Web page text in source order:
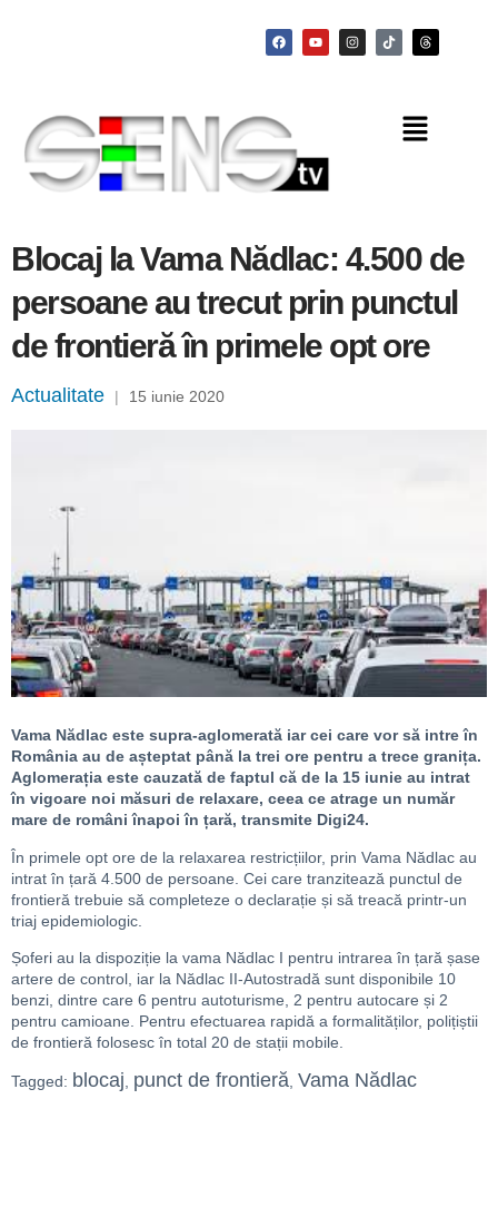
Blocaj la Vama Nădlac: 4.500 de
persoane au trecut prin punctul
de frontieră în primele opt ore
Actualitate | 15 iunie 2020
Vama Nădlac este supra-aglomerată iar cei care vor să intre în
România au de așteptat până la trei ore pentru a trece granița.
Aglomerația este cauzată de faptul că de la 15 iunie au intrat
în vigoare noi măsuri de relaxare, ceea ce atrage un număr
mare de români înapoi în țară, transmite Digi24.
În primele opt ore de la relaxarea restricțiilor, prin Vama Nădlac au
intrat în țară 4.500 de persoane. Cei care tranzitează punctul de
frontieră trebuie să completeze o declarație și să treacă printr-un
triaj epidemiologic.
Șoferi au la dispoziție la vama Nădlac I pentru intrarea în țară șase
artere de control, iar la Nădlac II-Autostradă sunt disponibile 10
benzi, dintre care 6 pentru autoturisme, 2 pentru autocare și 2
pentru camioane. Pentru efectuarea rapidă a formalităților, polițiștii
de frontieră folosesc în total 20 de stații mobile.
Tagged: blocaj punct de frontieră Vama Nădlac